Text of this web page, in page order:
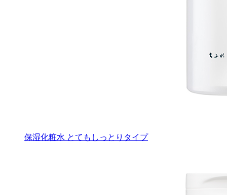
保湿化粧水 とてもしっとりタイプ